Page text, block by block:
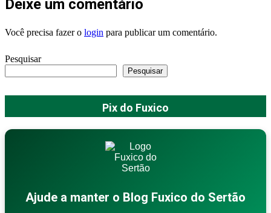
Deixe um comentário
Você precisa fazer o login para publicar um comentário.
Pesquisar
Pesquisar
Pix do Fuxico
Ajude a manter o Blog Fuxico do Sertão